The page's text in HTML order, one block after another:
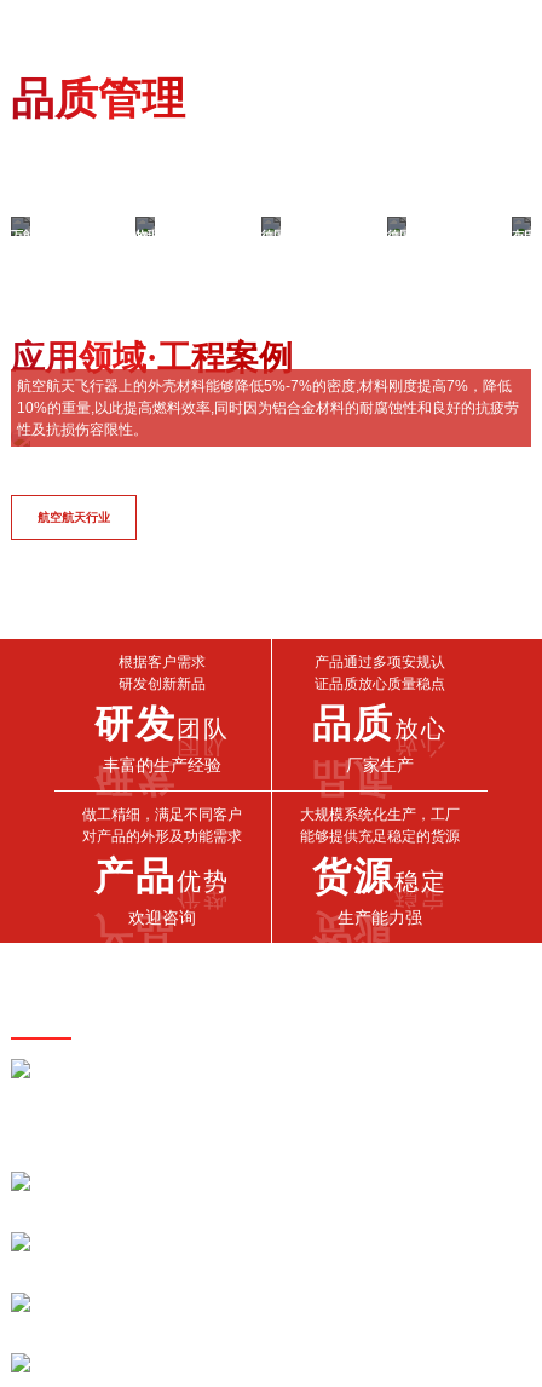
品质管理
万能
物理性能
德国进口
德国进口
布氏
应用领域·工程案例
产品广泛应用于汽车、机械制造、船舶、模具等工厂
航空航天飞行器上的外壳材料能够降低5%-7%的密度,材料刚度提高7%，降低
10%的重量,以此提高燃料效率,同时因为铝合金材料的耐腐蚀性和良好的抗疲劳
性及抗损伤容限性。
航空航天行业
根据客户需求
研发创新新品
研发 团队
丰富的生产经验
产品通过多项安规认
证品质放心质量稳点
品质放心
厂家生产
做工精细，满足不同客户
对产品的外形及功能需求
产品优势
欢迎咨询
大规模系统化生产，工厂
能够提供充足稳定的货源
货源稳定
生产能力强